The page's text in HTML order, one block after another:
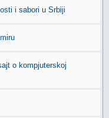
i sabori u Srbiji
o kompjuterskoj